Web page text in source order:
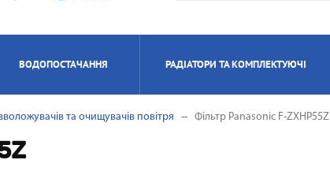
СПЛІТ-СИСТЕМА
НАПОЛЬНІ
ЕЛЕКТРИЧНІ
ВОДОПОСТАЧАННЯ
ПРОТОЧНІ
РАДІАТОРИ ТА КОМПЛЕКТУЮЧІ
БІМЕТАЛЕВІ
ОБІГРІВАЧІ UFO
ПОВІТРЯ
та очищувачів повітря Фільтр Panasonic F-ZXHP55Z